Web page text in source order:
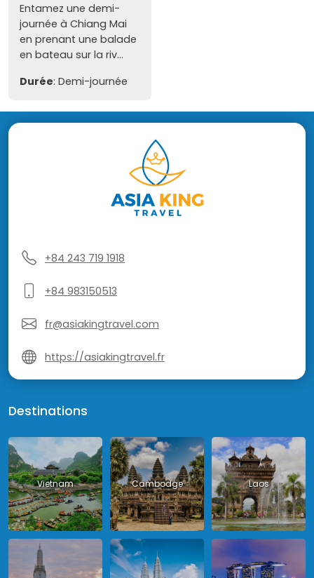
Entamez une demi-
journée à Chiang Mai
en prenant une balade
en bateau sur la riv...
Durée: Demi-journée
+84 243 719 1918
+84 983150513
fr@asiakingtravel.com
https://asiakingtravel.fr
Destinations
Vietnam Cambodge Laos